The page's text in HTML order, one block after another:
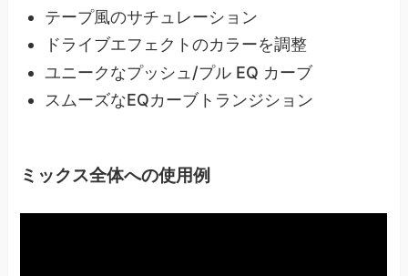
テープ風のサチュレーション
ドライブエフェクトのカラーを調整
ユニークなプッシュ/プル EQ カーブ
スムーズなEQカーブトランジション
ミックス全体への使用例